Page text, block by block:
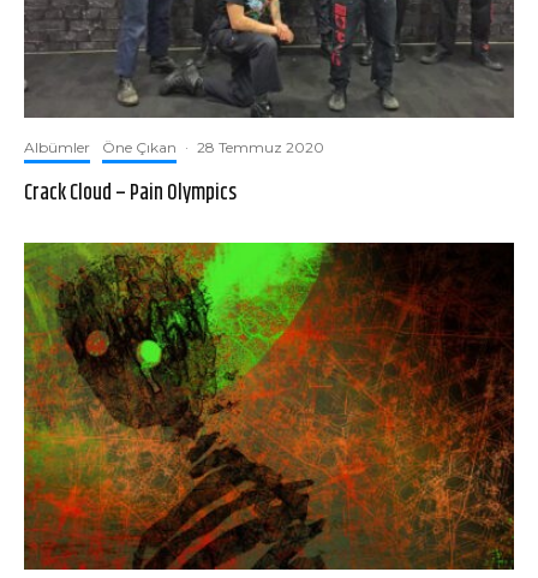
Albümler Öne Çıkan · 28 Temmuz 2020
Crack Cloud – Pain Olympics